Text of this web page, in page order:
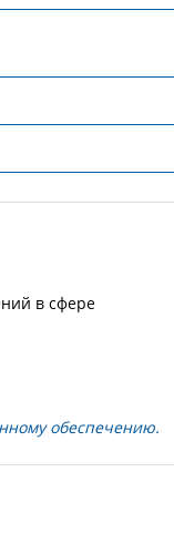
в сфере
обеспечению.